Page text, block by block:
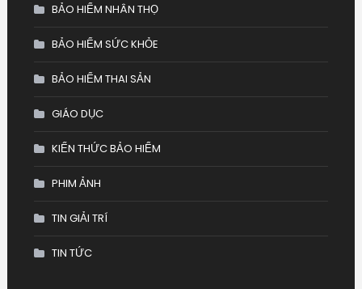
BẢO HIỂM NHÂN THỌ
BẢO HIỂM SỨC KHỎE
BẢO HIỂM THAI SẢN
GIÁO DỤC
KIẾN THỨC BẢO HIỂM
PHIM ẢNH
TIN GIẢI TRÍ
TIN TỨC